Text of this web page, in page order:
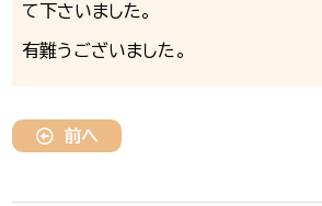
て下さいました。
有難うございました。
前へ